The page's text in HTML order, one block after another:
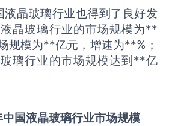
液晶玻璃行业也得到了良好发
晶玻璃行业的市场规模为**
规模为**亿元，增速为**%；
璃行业的市场规模达到**亿
中国液晶玻璃行业市场规模